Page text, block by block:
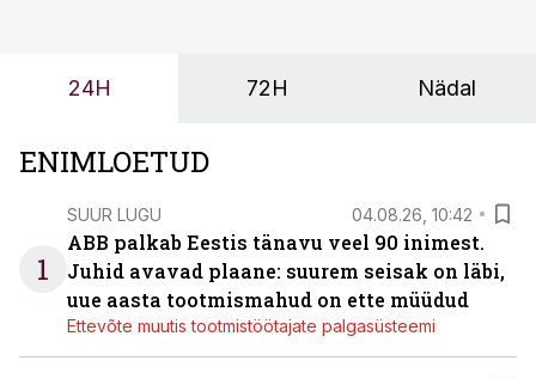
24H 72H Nädal
ENIMLOETUD
1
SUUR LUGU 04.08.26, 10:42
ABB palkab Eestis tänavu veel 90 inimest.
Juhid avavad plaane: suurem seisak on läbi,
uue aasta tootmismahud on ette müüdud
Ettevõte muutis tootmistöötajate palgasüsteemi